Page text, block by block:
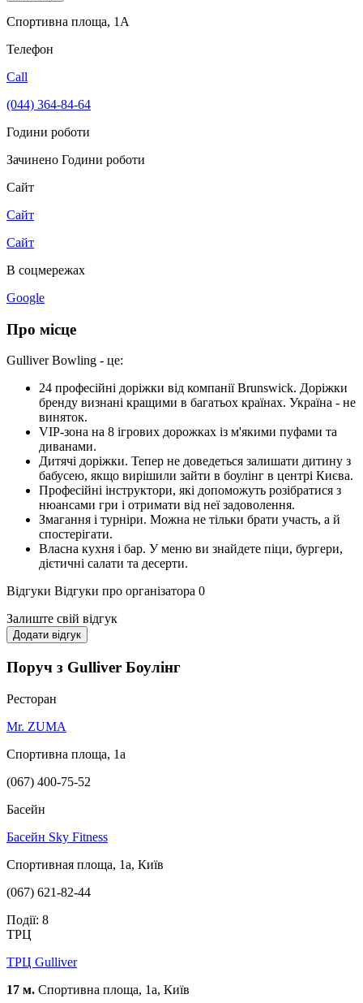
Спортивна площа, 1A
Телефон
Call
(044) 364-84-64
Години роботи
Зачинено Години роботи
Сайт
Сайт
Сайт
В соцмережах
Google
Про місце
Gulliver Bowling - це:
24 професійні доріжки від компанії Brunswick. Доріжки
бренду визнані кращими в багатьох країнах. Україна - не
виняток.
VIP-зона на 8 ігрових дорожках із м'якими пуфами та
диванами.
Дитячі доріжки. Тепер не доведеться залишати дитину з
бабусею, якщо вирішили зайти в боулінг в центрі Києва.
Професійні інструктори, які допоможуть розібратися з
нюансами гри і отримати від неї задоволення.
Змагання і турніри. Можна не тільки брати участь, а й
спостерігати.
Власна кухня і бар. У меню ви знайдете піци, бургери,
дієтичні салати та десерти.
Відгуки Відгуки про організатора 0
Залиште свій відгук
Додати відгук
Поруч з Gulliver Боулінг
Ресторан
Mr. ZUMA
Спортивна площа, 1a
(067) 400-75-52
Басейн
Басейн Sky Fitness
Спортивная площа, 1а, Київ
(067) 621-82-44
Події: 8
ТРЦ
ТРЦ Gulliver
17 м. Спортивна площа, 1a, Київ